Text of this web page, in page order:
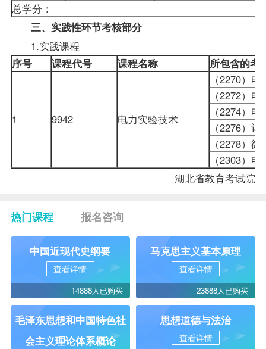
总学分：
三、实践性环节考核部分
1.实践课程
序号 课程代号 课程名称 所包含的考
1 9942 电力实验技术
（2270）
（2272）
（2274）
（2276）
（2278）
（2303）
湖北省教育考试院
热门课程 报名咨询
中国近现代史纲要
查看详情
14888人已购买
马克思主义基本原理
查看详情
23888人已购买
毛泽东思想和中国特色社
会主义理论体系概论
思想道德与法治
查看详情